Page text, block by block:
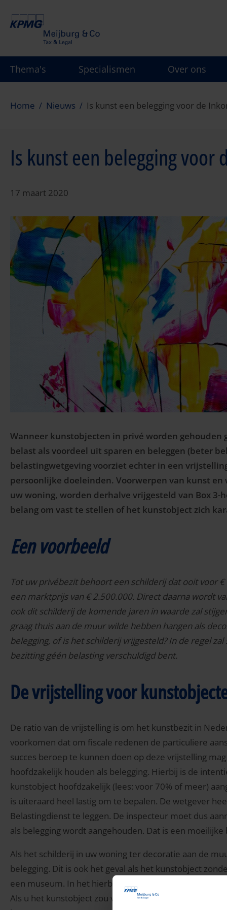
gaan
Thema's Specialismen Over ons
Home Nieuws Is kunst een belegging voor de
Is kunst een belegging voor
17 maart 2020
Wanneer kunstobjecten in privé worden
belast als voordeel uit sparen en beleggen (beter
belastingwetgeving voorziet echter in een
persoonlijke doeleinden. Voorwerpen van kunst
uw woning, worden derhalve vrijgesteld van Box
belang om vast te stellen of het kunstobject zich
Een voorbeeld
Tot uw privébezit behoort een schilderij dat ooit voor
een marktprijs van € 2.500.000. Direct daarna wordt
ook dit schilderij de komende jaren in waarde zal
graag thuis aan de muur wilde hebben hangen als
belegging, of is het schilderij vrijgesteld? In de regel
bezitting géén belasting verschuldigd bent.
De vrijstelling voor
De ratio van de vrijstelling is om het kunstbezit in
voorkomen dat om fiscale redenen de particuliere
succes beroep te kunnen doen op deze vrijstelling
hoofdzakelijk houden als belegging. Hierbij is de
kunstobject hoofdzakelijk (lees: voor 70% of meer)
is uiteraard heel lastig om te bepalen. De wetgever
Belastingdienst te leggen. De inspecteur moet dus
als belegging wordt aangehouden. Dat is een moeilijke
Als het schilderij in uw woning ter decoratie aan de
belegging. Dit is ook het geval als het kunstobject
een museum. In het hierboven genoemde voorbeeld
Als u het kunstobject zou verhuren in ruil voor een